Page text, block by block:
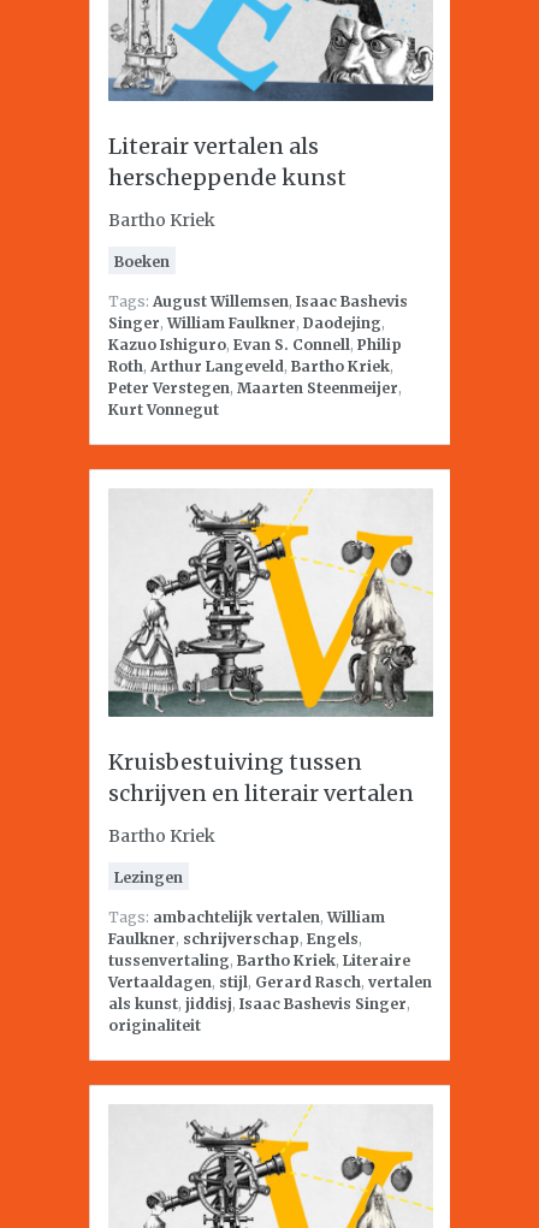
Literair vertalen als
herscheppende kunst
Bartho Kriek
Boeken
Tags: August Willemsen, Isaac Bashevis
Singer,William Faulkner, Daodejing,
Kazuo Ishiguro, Evan S. Connell, Philip
Roth, Arthur Langeveld, Bartho Kriek,
Peter Verstegen, Maarten Steenmeijer,
Kurt Vonnegut
Kruisbestuiving tussen
schrijven en literair vertalen
Bartho Kriek
Lezingen
Tags: ambachtelijk vertalen,William
Faulkner, schrijverschap, Engels,
tussenvertaling, Bartho Kriek, Literaire
Vertaaldagen, stijl, Gerard Rasch, vertalen
als kunst, jiddisj, Isaac Bashevis Singer,
originaliteit